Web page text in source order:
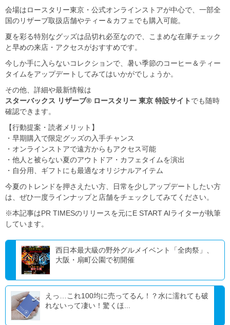
会場はロースタリー東京・公式オンラインストアが中心で、一部全
国のリザーブ取扱店舗やティー＆カフェでも購入可能。
夏を彩る特別なグッズは品切れ必至なので、こまめな在庫チェック
と早めの来店・アクセスがおすすめです。
今しか手に入らないコレクションで、暑い季節のコーヒー＆ティー
タイムをアップデートしてみてはいかがでしょうか。
その他、詳細や最新情報は
スターバックス リザーブ® ロースタリー 東京 特設サイト でも随時
確認できます。
【行動提案・読者メリット】
・早期購入で限定グッズの入手チャンス
・オンラインストアで遠方からもアクセス可能
・他人と被らない夏のアウトドア・カフェタイムを演出
・自分用、ギフトにも最適なオリジナルアイテム
今夏のトレンドを押さえたい方、日常を少しアップデートしたい方
は、ぜひ一度ラインナップと店舗をチェックしてみてください。
※本記事はPR TIMESのリリースを元にE START AIライターが執筆
しています。
西日本最大級の野外グルメイベント「全肉祭」、
大阪・扇町公園で初開催
えっ…これ100均に売ってるん！？水に濡れても破
れないって凄い！驚くほ...